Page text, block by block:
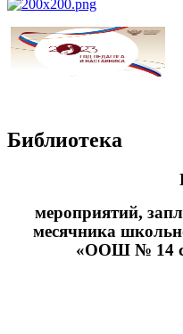
Библиотека
мероприятий,
месячника
«ООШ № 14